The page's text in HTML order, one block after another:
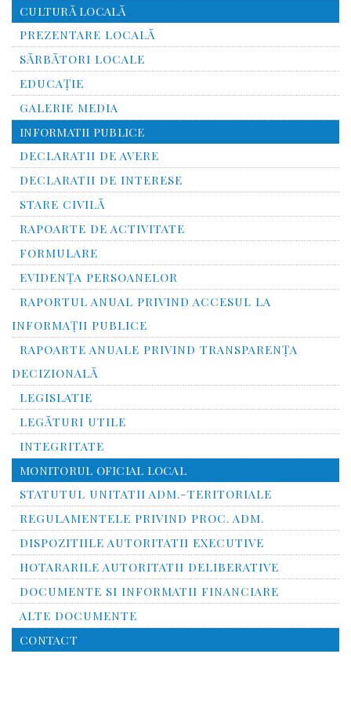
CULTURĂ LOCALĂ
PREZENTARE LOCALĂ
SĂRBĂTORI LOCALE
EDUCAȚIE
GALERIE MEDIA
INFORMATII PUBLICE
DECLARATII DE AVERE
DECLARATII DE INTERESE
STARE CIVILĂ
RAPOARTE DE ACTIVITATE
FORMULARE
EVIDENȚA PERSOANELOR
RAPORTUL ANUAL PRIVIND ACCESUL LA
INFORMAŢII PUBLICE
RAPOARTE ANUALE PRIVIND TRANSPARENŢA
DECIZIONALĂ
LEGISLATIE
LEGĂTURI UTILE
INTEGRITATE
MONITORUL OFICIAL LOCAL
STATUTUL UNITATII ADM.-TERITORIALE
REGULAMENTELE PRIVIND PROC. ADM.
DISPOZITIILE AUTORITATII EXECUTIVE
HOTARARILE AUTORITATII DELIBERATIVE
DOCUMENTE SI INFORMATII FINANCIARE
ALTE DOCUMENTE
CONTACT